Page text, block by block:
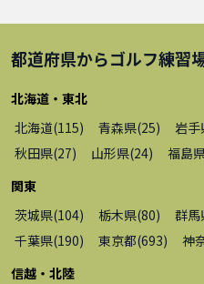
都道府県からゴルフ練習
北海道・東北
北海道(115) 青森県(25) 岩手
秋田県(27) 山形県(24) 福島
関東
茨城県(104) 栃木県(80) 群馬
千葉県(190) 東京都(693) 神
信越・北陸